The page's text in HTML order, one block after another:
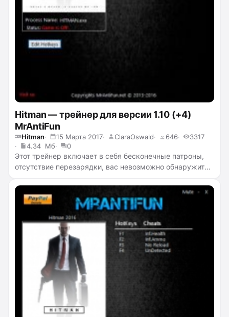
Hitman — трейнер для версии 1.10 (+4)
MrAntiFun
Hitman 15 Марта 2017 ClaraOswald 646
3317
4.34 Мб
0
Этот трейнер включает в себя бесконечные патроны,
отсутствие перезарядки, вас невозможно обнаружить